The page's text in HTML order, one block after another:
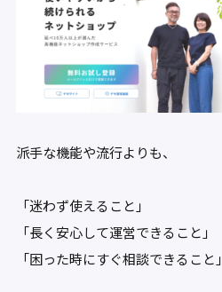
派手な機能や流行よりも、
「迷わず使えること」
「長く安心して運営できること」
「困った時にすぐ相談できること」